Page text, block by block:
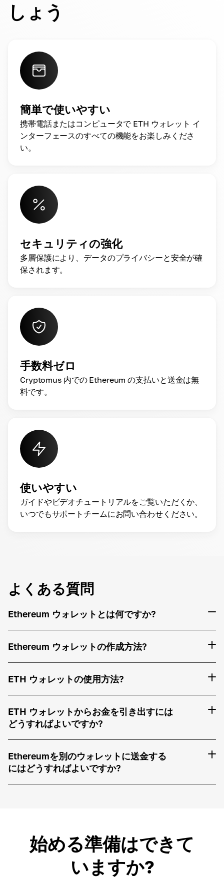
しょう
簡単で使いやすい
携帯電話またはコンピュータで ETH ウォレット イ
ンターフェースのすべての機能をお楽しみくださ
い。
セキュリティの強化
多層保護により、データのプライバシーと安全が確
保されます。
手数料ゼロ
Cryptomus 内での Ethereum の支払いと送金は無
料です。
使いやすい
ガイドやビデオチュートリアルをご覧いただくか、
いつでもサポートチームにお問い合わせください。
よくある質問
Ethereum ウォレットとは何ですか?
Ethereum ウォレットの作成方法?
ETH ウォレットの使用方法?
ETH ウォレットからお金を引き出すには
どうすればよいですか?
Ethereumを別のウォレットに送金する
にはどうすればよいですか?
始める準備はできて
いますか?